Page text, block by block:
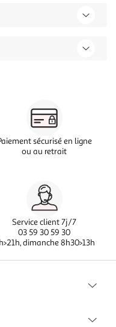
sécurisé en ligne
ou au retrait
Service client 7j/7
03 59 30 59 30
dimanche 8h30>13h